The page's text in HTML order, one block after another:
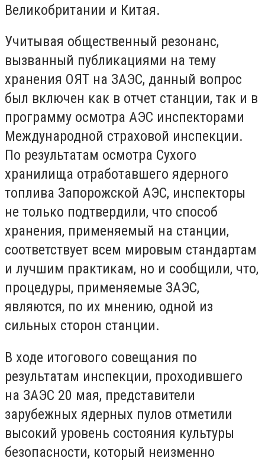
Великобритании и Китая.
Учитывая общественный резонанс,
вызванный публикациями на тему
хранения ОЯТ на ЗАЭС, данный вопрос
был включен как в отчет станции, так и в
программу осмотра АЭС инспекторами
Международной страховой инспекции.
По результатам осмотра Сухого
хранилища отработавшего ядерного
топлива Запорожской АЭС, инспекторы
не только подтвердили, что способ
хранения, применяемый на станции,
соответствует всем мировым стандартам
и лучшим практикам, но и сообщили, что,
процедуры, применяемые ЗАЭС,
являются, по их мнению, одной из
сильных сторон станции.
В ходе итогового совещания по
результатам инспекции, проходившего
на ЗАЭС 20 мая, представители
зарубежных ядерных пулов отметили
высокий уровень состояния культуры
безопасности, который неизменно